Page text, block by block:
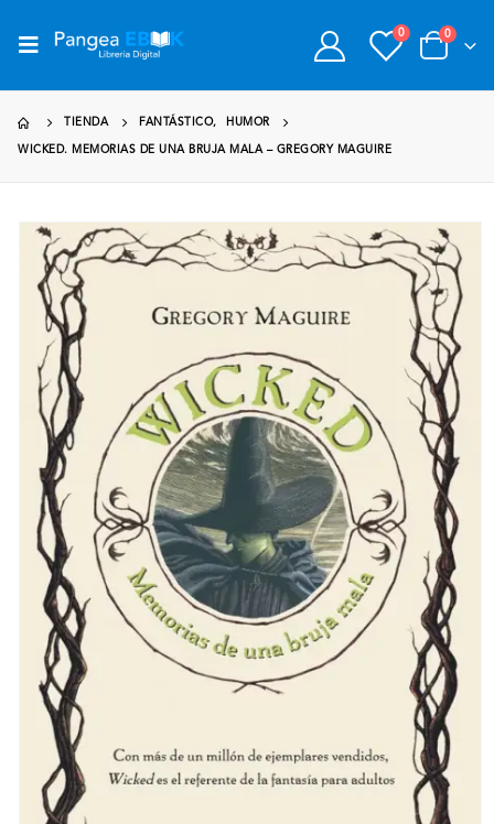
0 0
TIENDA FANTÁSTICO, HUMOR
WICKED. MEMORIAS DE UNA BRUJA MALA – GREGORY MAGUIRE